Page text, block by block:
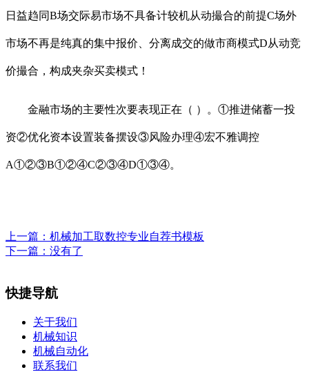
日益趋同B场交际易市场不具备计较机从动撮合的前提C场外
市场不再是纯真的集中报价、分离成交的做市商模式D从动竞
价撮合，构成夹杂买卖模式！
金融市场的主要性次要表现正在（ ）。①推进储蓄一投
资②优化资本设置装备摆设③风险办理④宏不雅调控
A①②③B①②④C②③④D①③④。
上一篇： 机械加工取数控专业自荐书模板
下一篇：没有了
快捷导航
关于我们
机械知识
机械自动化
联系我们